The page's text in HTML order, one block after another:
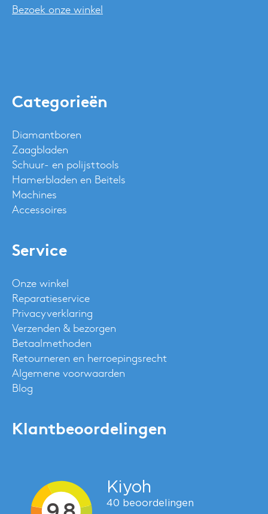
Bezoek onze winkel
Categorieën
Diamantboren
Zaagbladen
Schuur- en polijsttools
Hamerbladen en Beitels
Machines
Accessoires
Service
Onze winkel
Reparatieservice
Privacyverklaring
Verzenden & bezorgen
Betaalmethoden
Retourneren en herroepingsrecht
Algemene voorwaarden
Blog
Klantbeoordelingen